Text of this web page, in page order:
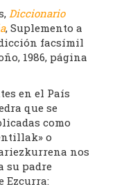
Diccionario
, Suplemento a
facsímil
1986, página
en el País
que se
como
o
nos
su padre
Ezcurra: